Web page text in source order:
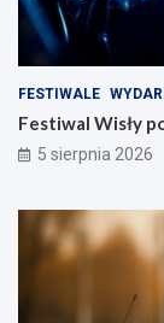
FESTIWALE
Festiwal Wisły
5 sierpnia 2026